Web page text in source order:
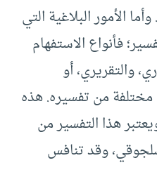
الأمور البلاغية التي
فأنواع الاستفهام
والتقريري، أو
من تفسيره. هذه
هذا التفسير من
وقد تنافس